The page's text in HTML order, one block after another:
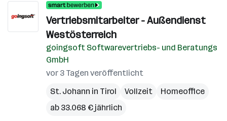
Vertriebsmitarbeiter - Außendienst
Westösterreich
goingsoft Softwarevertriebs- und Beratungs
GmbH
vor 3 Tagen veröffentlicht
St. Johann in Tirol
Vollzeit
Homeoffice
ab 33.068 € jährlich